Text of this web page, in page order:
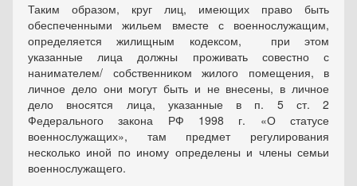
Таким образом, круг лиц, имеющих право быть
обеспеченными жильем вместе с военнослужащим,
определяется жилищным кодексом, при этом
указанные лица должны проживать совестно с
нанимателем/ собственником жилого помещения, в
личное дело они могут быть и не внесены, в личное
дело вносятся лица, указанные в п. 5 ст. 2
Федерального закона РФ 1998 г. «О статусе
военнослужащих», там предмет регулирования
несколько иной по иному определены и члены семьи
военнослужащего.